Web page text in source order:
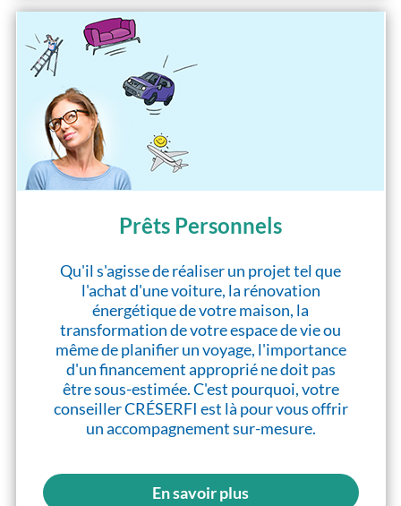
Prêts Personnels
Qu'il s'agisse de réaliser un projet tel que
l'achat d'une voiture, la rénovation
énergétique de votre maison, la
transformation de votre espace de vie ou
même de planifier un voyage, l'importance
d'un financement approprié ne doit pas
être sous-estimée. C'est pourquoi, votre
conseiller CRÉSERFI est là pour vous offrir
un accompagnement sur-mesure.
En savoir plus